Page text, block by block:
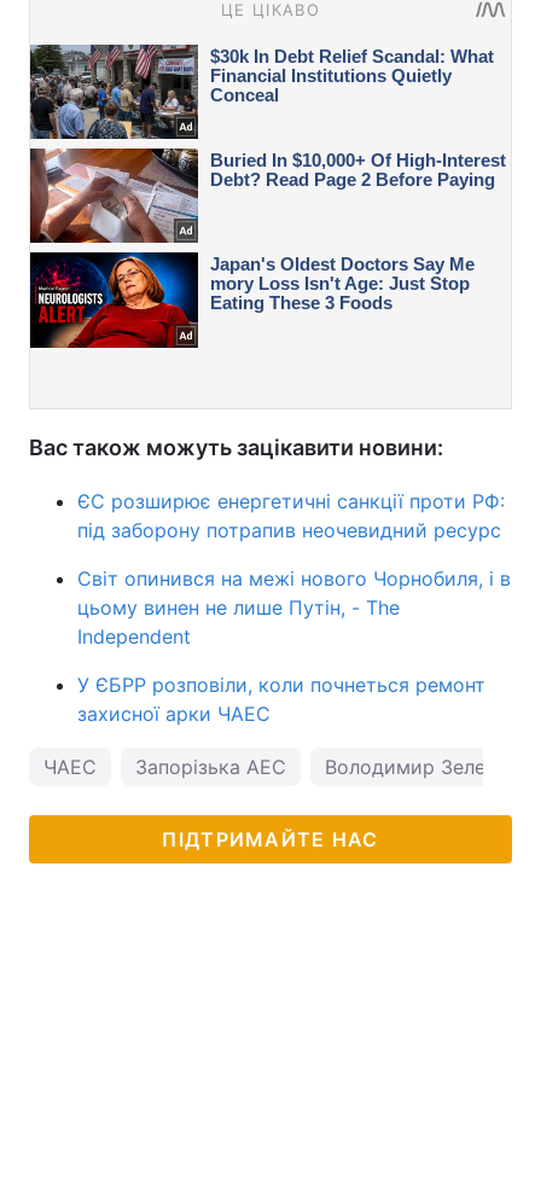
Вас також можуть зацікавити новини:
ЄС розширює енергетичні санкції проти РФ:
під заборону потрапив неочевидний ресурс
Світ опинився на межі нового Чорнобиля, і в
цьому винен не лише Путін, - The
Independent
У ЄБРР розповіли, коли почнеться ремонт
захисної арки ЧАЕС
ЧАЕС Запорізька АЕС Володимир
ПІДТРИМАЙТЕ НАС